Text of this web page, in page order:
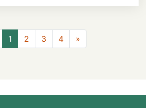
上一頁
1 2 3 4 »